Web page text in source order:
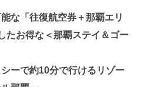
な「往復航空券＋那覇エリ
たお得な＜那覇ステイ＆ゴー
ーで約10分で行けるリゾー